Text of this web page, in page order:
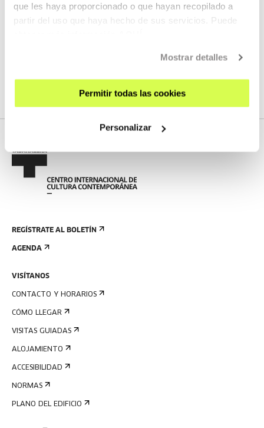
que les haya proporcionado o que hayan recopilado a
partir del uso que haya hecho de sus servicios. Puede
Mostrar detalles
Permitir todas las cookies
Personalizar
PRÓXIMOS DIRECTOS
No tenemos programados nuevos streamings
REGÍSTRATE AL BOLETÍN
AGENDA
VISÍTANOS
CONTACTO Y HORARIOS
CÓMO LLEGAR
VISITAS GUIADAS
ALOJAMIENTO
ACCESIBILIDAD
NORMAS
PLANO DEL EDIFICIO